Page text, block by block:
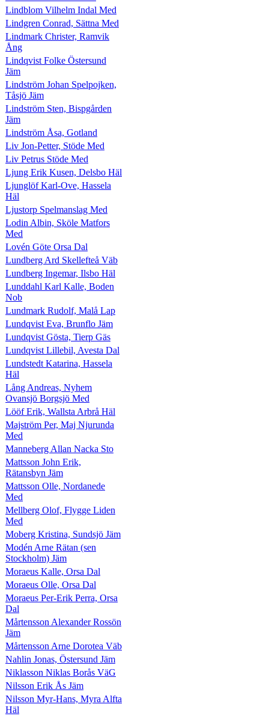
Lindblom Vilhelm Indal Med
Lindgren Conrad, Sättna Med
Lindmark Christer, Ramvik
Ång
Lindqvist Folke Östersund
Jäm
Lindström Johan Spelpojken,
Tåsjö Jäm
Lindström Sten, Bispgården
Jäm
Lindström Åsa, Gotland
Liv Jon-Petter, Stöde Med
Liv Petrus Stöde Med
Ljung Erik Kusen, Delsbo Häl
Ljunglöf Karl-Ove, Hassela
Häl
Ljustorp Spelmanslag Med
Lodin Albin, Sköle Matfors
Med
Lovén Göte Orsa Dal
Lundberg Ard Skellefteå Väb
Lundberg Ingemar, Ilsbo Häl
Lunddahl Karl Kalle, Boden
Nob
Lundmark Rudolf, Malå Lap
Lundqvist Eva, Brunflo Jäm
Lundqvist Gösta, Tierp Gäs
Lundqvist Lillebil, Avesta Dal
Lundstedt Katarina, Hassela
Häl
Lång Andreas, Nyhem
Ovansjö Borgsjö Med
Lööf Erik, Wallsta Arbrå Häl
Majström Per, Maj Njurunda
Med
Manneberg Allan Nacka Sto
Mattsson John Erik,
Rätansbyn Jäm
Mattsson Olle, Nordanede
Med
Mellberg Olof, Flygge Liden
Med
Moberg Kristina, Sundsjö Jäm
Modén Arne Rätan (sen
Stockholm) Jäm
Moraeus Kalle, Orsa Dal
Moraeus Olle, Orsa Dal
Moraeus Per-Erik Perra, Orsa
Dal
Mårtensson Alexander Rossön
Jäm
Mårtensson Arne Dorotea Väb
Nahlin Jonas, Östersund Jäm
Niklasson Niklas Borås VäG
Nilsson Erik Ås Jäm
Nilsson Myr-Hans, Myra Alfta
Häl